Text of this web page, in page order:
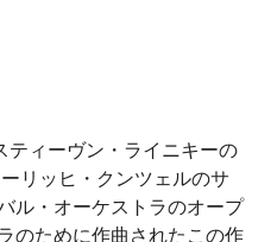
ティーヴン・ライニキーの
リッヒ・クンツェルのサ
ル・オーケストラのオープ
のために作曲されたこの作